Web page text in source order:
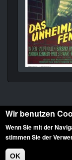
Diese Website ist
Rechte vorbehalten.
Wir benutzen
Wenn Sie mit der
stimmen Sie der
OK